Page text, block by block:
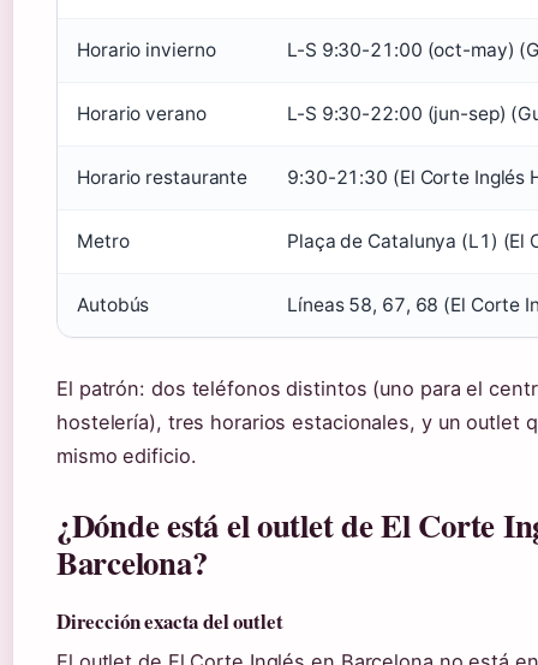
Horario invierno L-S 9:30-21:00 (oct-may)
Horario verano L-S 9:30-22:00 (jun-sep)
Horario restaurante 9:30-21:30 (El Corte Inglés
Metro Plaça de Catalunya (L1) (El
Autobús Líneas 58, 67, 68 (El Corte
El patrón: dos teléfonos distintos (uno para el
hostelería), tres horarios estacionales, y un outlet
mismo edificio.
¿Dónde está el outlet de El Corte
Barcelona?
Dirección exacta del outlet